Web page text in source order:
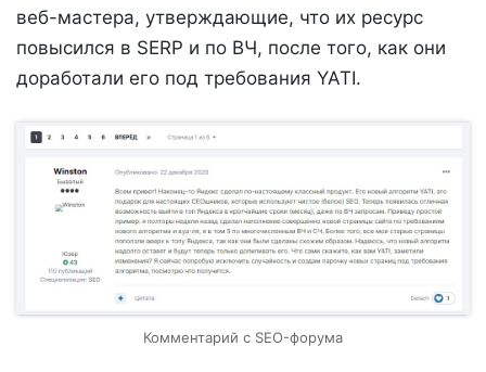
веб-мастера, утверждающие, что их ресурс
повысился в SERP и по ВЧ, после того, как они
доработали его под требования YATI.
Комментарий с SEO-форума